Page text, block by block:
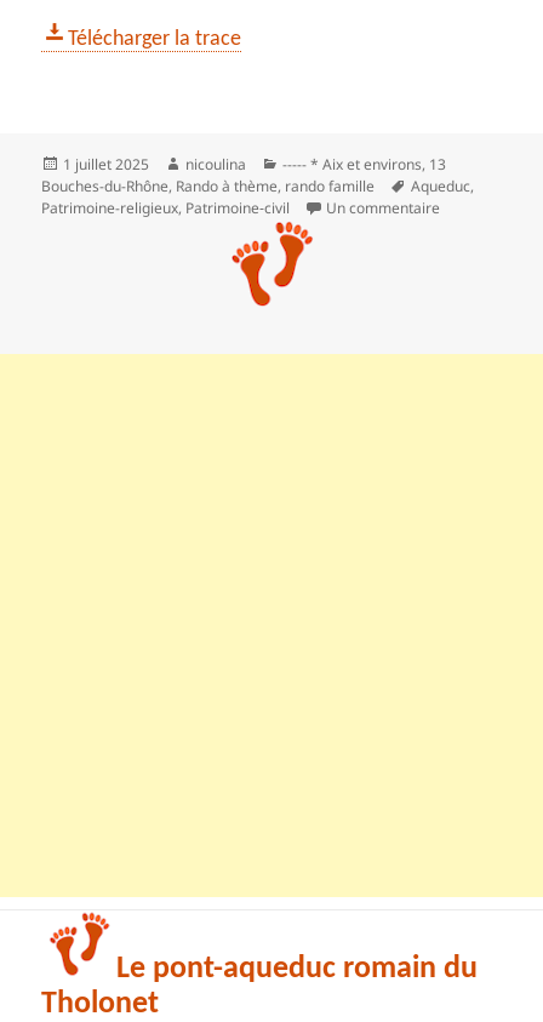
Télécharger la trace
Publié
le
1 juillet 2025 Auteur
nicoulina Catégories
----- * Aix et environs, 13
Bouches-du-Rhône, Rando à thème, rando famille Mots-
clés
Aqueduc,
Patrimoine-religieux, Patrimoine‑civil Un commentaire
Le pont-aqueduc romain du
Tholonet